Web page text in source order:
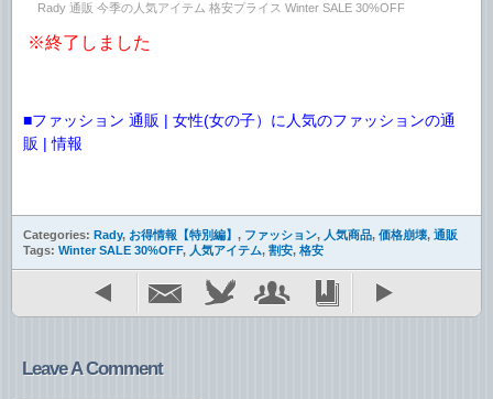
Rady 通販 今季の人気アイテム 格安プライス Winter SALE 30%OFF
※終了しました
■ファッション 通販 | 女性(女の子）に人気のファッションの通
販 | 情報
Categories: Rady, お得情報【特別編】 , ファッション, 人気商品, 価格崩壊, 通販
Tags: Winter SALE 30%OFF, 人気アイテム, 割安, 格安
Leave A Comment